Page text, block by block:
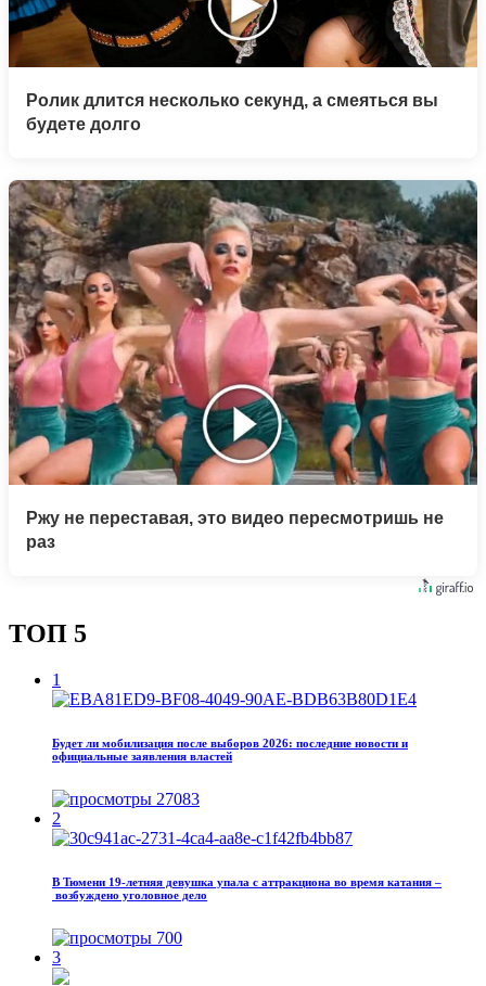
Ролик длится несколько секунд, а смеяться вы
будете долго
Ржу не переставая, это видео пересмотришь не
раз
ТОП 5
1
Будет ли мобилизация после выборов 2026: последние новости и
официальные заявления властей
27083
2
В Тюмени 19‑летняя девушка упала с аттракциона во время катания –
возбуждено уголовное дело
700
3